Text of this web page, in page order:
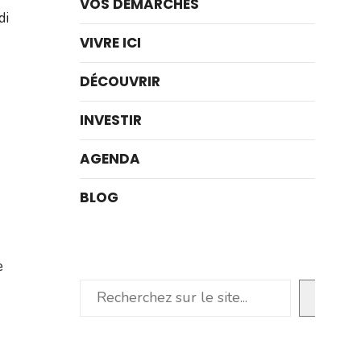
VIVRE ICI
DÉCOUVRIR
INVESTIR
AGENDA
BLOG
Rechercher